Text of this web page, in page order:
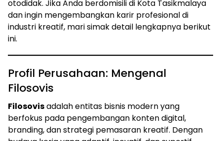
otodidak. Jika Anda berdomisili di Kota Tasikmalaya
dan ingin mengembangkan karir profesional di
industri kreatif, mari simak detail lengkapnya berikut
ini.
Profil Perusahaan: Mengenal
Filosovis
Filosovisadalah entitas bisnis modern yang
berfokus pada pengembangan konten digital,
branding, dan strategi pemasaran kreatif. Dengan